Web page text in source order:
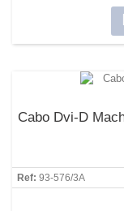
Cabo Dvi-D
Ref: 93-576/3A